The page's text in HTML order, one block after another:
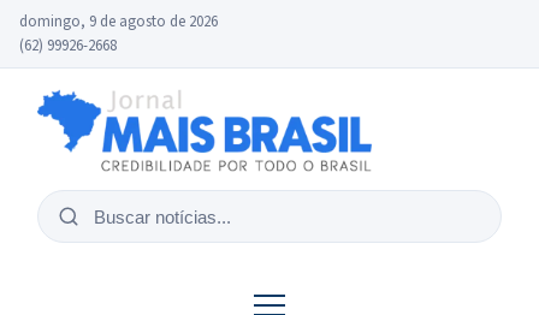
domingo, 9 de agosto de 2026
(62) 99926-2668
Buscar